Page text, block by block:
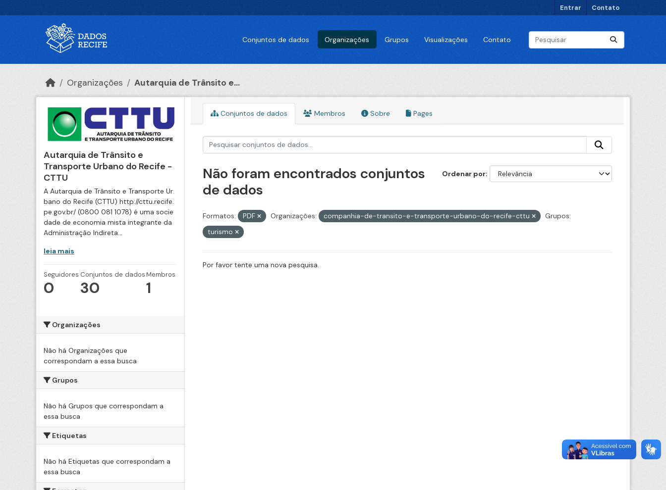
Entrar Contato
Conjuntos de dados Organizações Grupos Visualizações Contato
Organizações Autarquia de Trânsito e...
Autarquia de Trânsito e
Transporte Urbano do Recife -
CTTU
A Autarquia de Trânsito e Transporte Ur
bano do Recife (CTTU) http://cttu.recife.
pe.gov.br/ (0800 081 1078) é uma socie
dade de economia mista integrante da
Administração Indireta...
leia mais
Seguidores
0
Conjuntos de dados
30
Membros
1
Organizações
Não há Organizações que
correspondam a essa busca
Grupos
Não há Grupos que correspondam a
essa busca
Etiquetas
Não há Etiquetas que correspondam a
essa busca
Conjuntos de dados Membros Sobre Pages
Ordenar por
Não foram encontrados conjuntos
de dados
Formatos: PDF Organizações: companhia-de-transito-e-transporte-urbano-do-recife-cttu
Grupos:
turismo
Por favor tente uma nova pesquisa.